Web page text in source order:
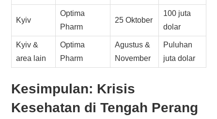
Kyiv
Optima
Pharm
25 Oktober
100 juta
dolar
Kyiv &
area lain
Optima
Pharm
Agustus &
November
Puluhan
juta dolar
Kesimpulan: Krisis
Kesehatan di Tengah Perang